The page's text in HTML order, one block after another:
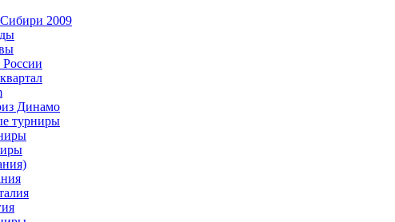
2009
России
Динамо
турниры